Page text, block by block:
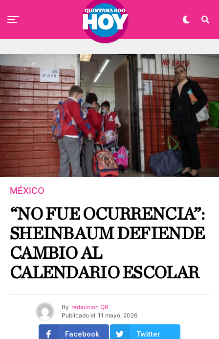
MÉXICO
“NO FUE OCURRENCIA”:
SHEINBAUM DEFIENDE
CAMBIO AL
CALENDARIO ESCOLAR
By redaccion QR
Publicado el 11 mayo, 2026
Facebook Twitter